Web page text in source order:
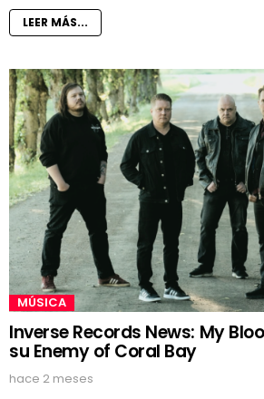
LEER MÁS...
MÚSICA
Inverse Records News: My
su Enemy of Coral Bay
hace 2 meses